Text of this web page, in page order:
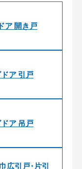
ア 開き戸
ア 引戸
ア 吊戸
広引戸･片引